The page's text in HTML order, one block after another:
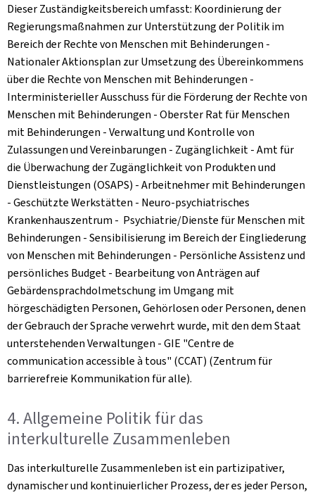
Dieser Zuständigkeitsbereich umfasst: Koordinierung der
Regierungsmaßnahmen zur Unterstützung der Politik im
Bereich der Rechte von Menschen mit Behinderungen -
Nationaler Aktionsplan zur Umsetzung des Übereinkommens
über die Rechte von Menschen mit Behinderungen -
Interministerieller Ausschuss für die Förderung der Rechte von
Menschen mit Behinderungen - Oberster Rat für Menschen
mit Behinderungen - Verwaltung und Kontrolle von
Zulassungen und Vereinbarungen - Zugänglichkeit - Amt für
die Überwachung der Zugänglichkeit von Produkten und
Dienstleistungen (OSAPS) - Arbeitnehmer mit Behinderungen
- Geschützte Werkstätten - Neuro-psychiatrisches
Krankenhauszentrum - Psychiatrie/Dienste für Menschen mit
Behinderungen - Sensibilisierung im Bereich der Eingliederung
von Menschen mit Behinderungen - Persönliche Assistenz und
persönliches Budget - Bearbeitung von Anträgen auf
Gebärdensprachdolmetschung im Umgang mit
hörgeschädigten Personen, Gehörlosen oder Personen, denen
der Gebrauch der Sprache verwehrt wurde, mit den dem Staat
unterstehenden Verwaltungen - GIE "Centre de
communication accessible à tous" (CCAT) (Zentrum für
barrierefreie Kommunikation für alle).
4. Allgemeine Politik für das
interkulturelle Zusammenleben
Das interkulturelle Zusammenleben ist ein partizipativer,
dynamischer und kontinuierlicher Prozess, der es jeder Person,